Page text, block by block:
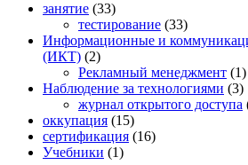
page
занятие (33)
тестирование (33)
Информационные и
(ИКТ) (2)
Рекламный менеджмент (1)
Наблюдение за технологиями (3)
журнал открытого доступа
оккупация (15)
сертификация (16)
Учебники (1)